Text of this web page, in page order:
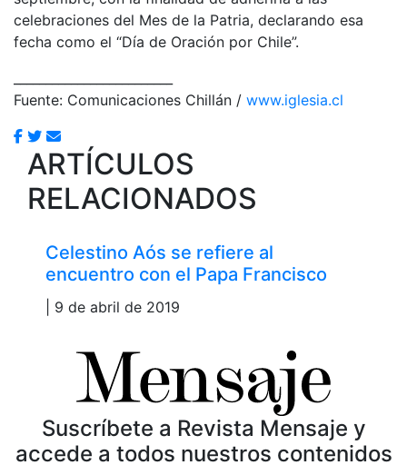
celebraciones del Mes de la Patria, declarando esa
fecha como el “Día de Oración por Chile”.
Fuente: Comunicaciones Chillán / www.iglesia.cl
ARTÍCULOS
RELACIONADOS
Celestino Aós se refiere al
encuentro con el Papa Francisco
| 9 de abril de 2019
Suscríbete a Revista Mensaje y
accede a todos nuestros contenidos